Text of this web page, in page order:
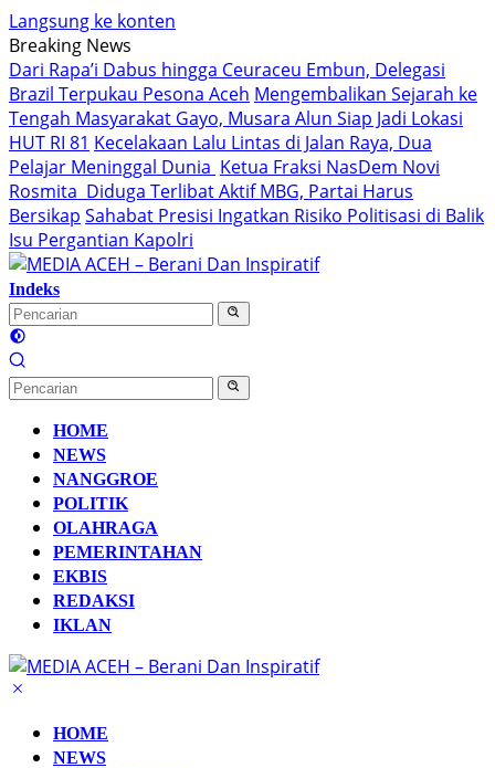
Langsung ke konten
Breaking News
Dari Rapa’i Dabus hingga Ceuraceu Embun, Delegasi
Brazil Terpukau Pesona Aceh Mengembalikan Sejarah ke
Tengah Masyarakat Gayo, Musara Alun Siap Jadi Lokasi
HUT RI 81 Kecelakaan Lalu Lintas di Jalan Raya, Dua
Pelajar Meninggal Dunia Ketua Fraksi NasDem Novi
Rosmita Diduga Terlibat Aktif MBG, Partai Harus
Bersikap Sahabat Presisi Ingatkan Risiko Politisasi di Balik
Isu Pergantian Kapolri
Indeks
HOME
NEWS
NANGGROE
POLITIK
OLAHRAGA
PEMERINTAHAN
EKBIS
REDAKSI
IKLAN
HOME
NEWS